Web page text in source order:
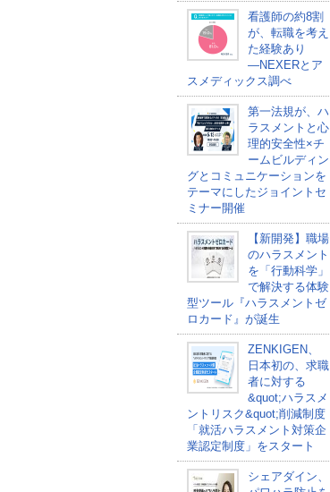
看護師の約8割
が、転職を考え
た経験あり
―NEXERとア
スメディックス調べ
第一法規が、ハ
ラスメントと心
理的安全性×チ
ームビルディン
グとコミュニケーションを
テーマにしたジョイントセ
ミナー開催
【新開発】職場
のハラスメント
を「行動科学」
で解決する体験
型ツール『ハラスメントゼ
ロカード』が誕生
ZENKIGEN、
日本初の、求職
者に対する
&quot;ハラスメ
ントリスク&quot;削減制度
「就活ハラスメント対策企
業認定制度」をスタート
シェアダイン、